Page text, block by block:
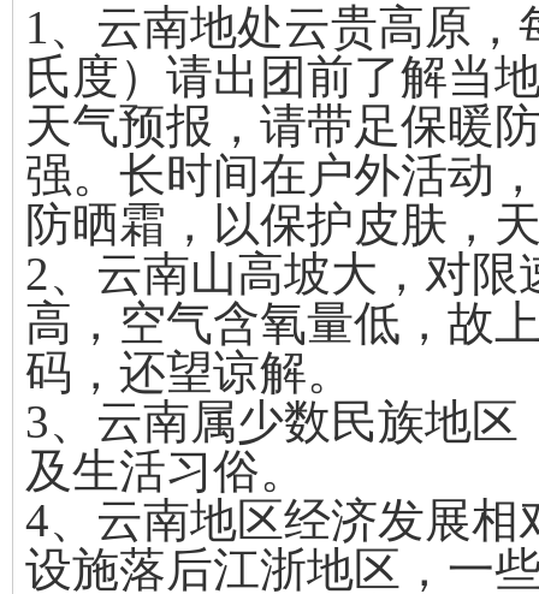
1、云南地处云贵高原
氏度）请出团前了解当
天气预报，请带足保暖
强。长时间在户外活动
防晒霜，以保护皮肤，
2、云南山高坡大，对
高，空气含氧量低，故
码，还望谅解。
3、云南属少数民族地
及生活习俗。
4、云南地区经济发展
设施落后江浙地区，一